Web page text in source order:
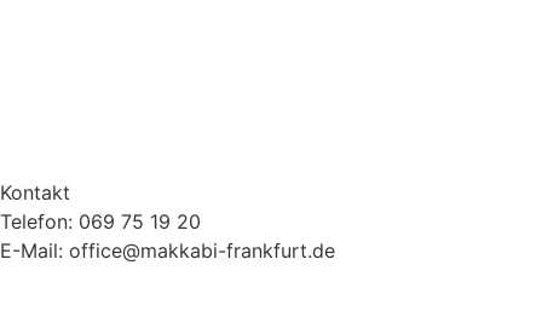
Kontakt
Telefon: 069 75 19 20
E-Mail: office@makkabi-frankfurt.de